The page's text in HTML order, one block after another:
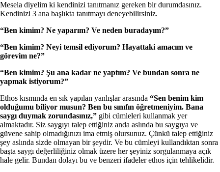
Mesela diyelim ki kendinizi tanıtmanız gereken bir durumdasınız.
Kendinizi 3 ana başlıkta tanıtmayı deneyebilirsiniz.
“Ben kimim? Ne yaparım? Ve neden buradayım?”
“Ben kimim? Neyi temsil ediyorum? Hayattaki amacım ve
görevim ne?”
“Ben kimim? Şu ana kadar ne yaptım? Ve bundan sonra ne
yapmak istiyorum?”
Ethos kısmında en sık yapılan yanlışlar arasında “Sen benim kim
olduğumu biliyor musun? Ben bu sınıfın öğretmeniyim. Bana
saygı duymak zorundasınız,” gibi cümleleri kullanmak yer
almaktadır. Siz saygıyı talep ettiğiniz anda aslında bu saygıya ve
güvene sahip olmadığınızı ima etmiş olursunuz. Çünkü talep ettiğiniz
şey aslında sizde olmayan bir şeydir. Ve bu cümleyi kullandıktan sonra
başta saygı değerliliğiniz olmak üzere her şeyiniz sorgulanmaya açık
hale gelir. Bundan dolayı bu ve benzeri ifadeler ethos için tehlikelidir.